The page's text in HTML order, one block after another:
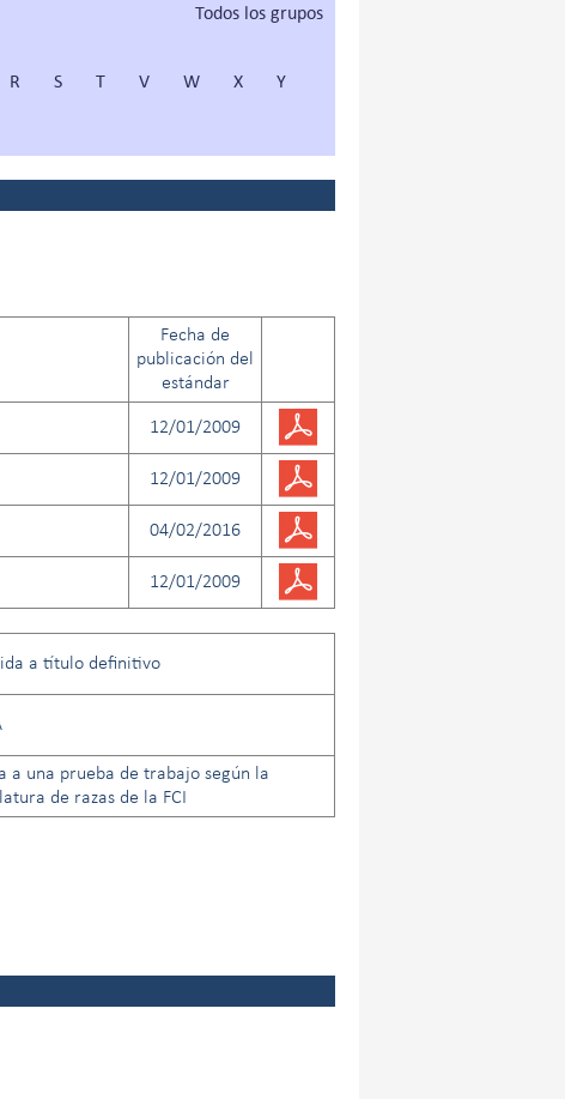
Todos los grupos
R S T V W X
Y
Fecha de
publicación del
estándar
12/01/2009
12/01/2009
04/02/2016
12/01/2009
a título definitivo
a una prueba de trabajo según la
de razas de la FCI